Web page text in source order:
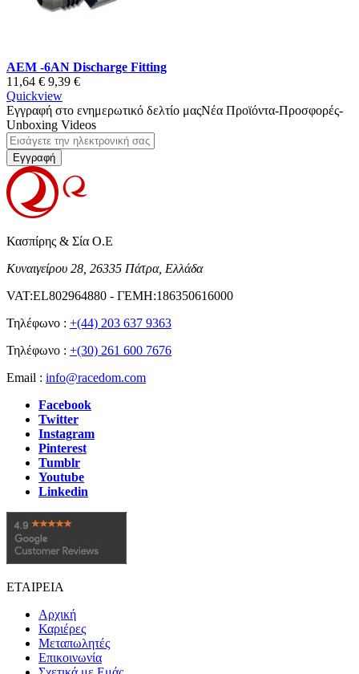
AEM -6AN Discharge Fitting
11,64 € 9,39 €
Quickview
Εγγραφή στο ενημερωτικό δελτίο μαςΝέα Προϊόντα-Προσφορές-
Unboxing Videos
Εγγραφή
Κασπίρης & Σία Ο.Ε
Κυναιγείρου 28, 26335 Πάτρα, Ελλάδα
VAT:EL802964880 - ΓΕΜΗ:186350616000
Τηλέφωνο : +(44) 203 637 9363
Τηλέφωνο : +(30) 261 600 7676
Email : info@racedom.com
Facebook
Twitter
Instagram
Pinterest
Tumblr
Youtube
Linkedin
ΕΤΑΙΡΕΙΑ
Αρχική
Καριέρες
Μεταπωλητές
Επικοινωνία